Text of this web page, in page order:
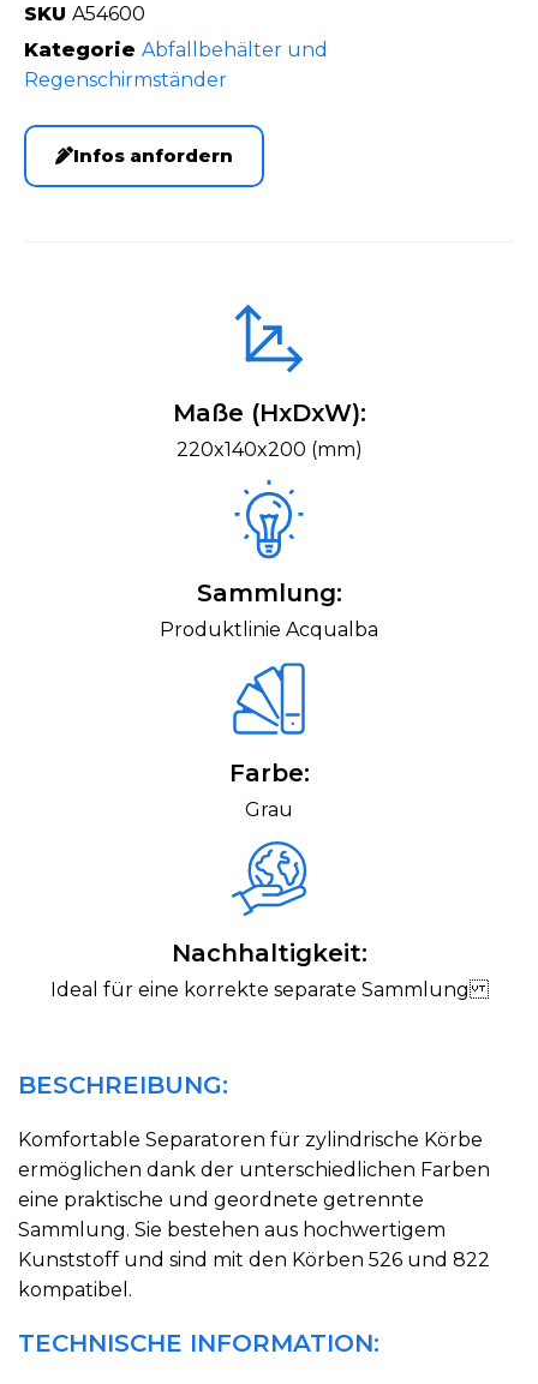
SKU A54600
Kategorie Abfallbehälter und
Regenschirmständer
Infos anfordern
Maße (HxDxW):
220x140x200 (mm)
Sammlung:
Produktlinie Acqualba
Farbe:
Grau
Nachhaltigkeit:
Ideal für eine korrekte separate Sammlung
BESCHREIBUNG:
Komfortable Separatoren für zylindrische Körbe
ermöglichen dank der unterschiedlichen Farben
eine praktische und geordnete getrennte
Sammlung. Sie bestehen aus hochwertigem
Kunststoff und sind mit den Körben 526 und 822
kompatibel.
TECHNISCHE INFORMATION: